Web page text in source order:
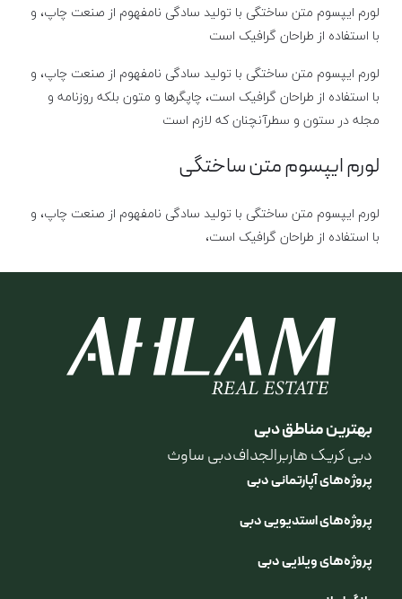
لورم ایپسوم متن ساختگی با تولید سادگی نامفهوم از صنعت چاپ، و
با استفاده از طراحان گرافیک است
لورم ایپسوم متن ساختگی با تولید سادگی نامفهوم از صنعت چاپ، و
با استفاده از طراحان گرافیک است، چاپگرها و متون بلکه روزنامه و
مجله در ستون و سطرآنچنان که لازم است
لورم ایپسوم متن ساختگی
لورم ایپسوم متن ساختگی با تولید سادگی نامفهوم از صنعت چاپ، و
با استفاده از طراحان گرافیک است،
بهترین مناطق دبی
دبی کریک هاربرالجدافدبی ساوث
پروژه‌های آپارتمانی دبی
پروژه‌های استدیویی دبی
پروژه‌های ویلایی دبی